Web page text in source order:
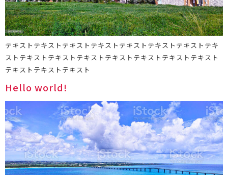
テキストテキストテキストテキストテキストテキストテキストテキ
ストテキストテキストテキストテキストテキストテキストテキスト
テキストテキストテキスト
Hello world!